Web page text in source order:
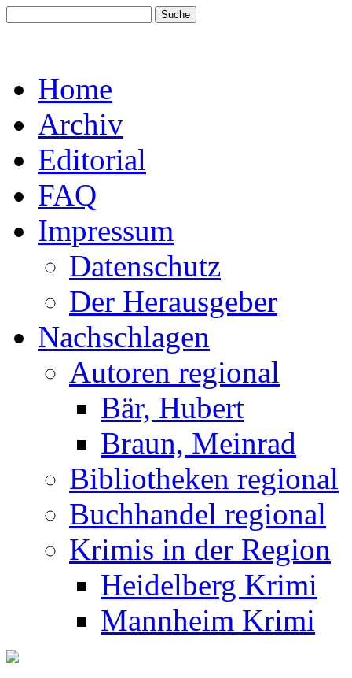
Home
Archiv
Editorial
FAQ
Impressum
Datenschutz
Der Herausgeber
Nachschlagen
Autoren regional
Bär, Hubert
Braun, Meinrad
Bibliotheken regional
Buchhandel regional
Krimis in der Region
Heidelberg Krimi
Mannheim Krimi